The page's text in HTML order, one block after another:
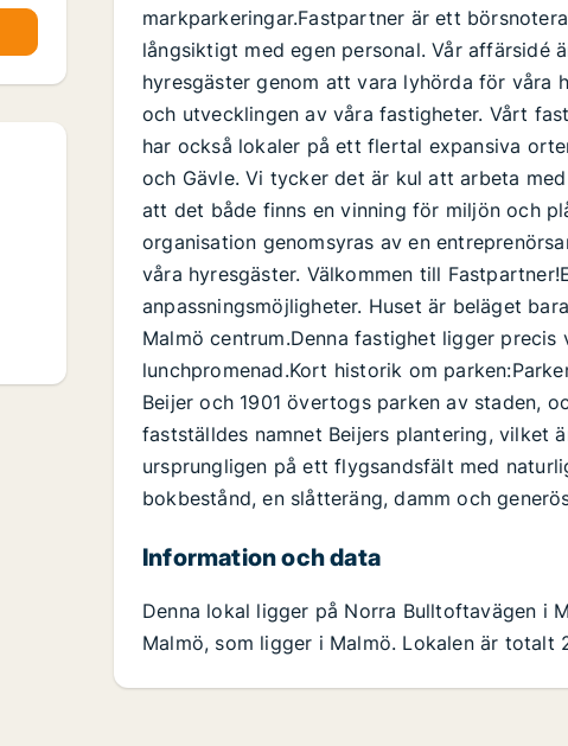
markparkeringar.Fastpartner är ett
långsiktigt med egen personal. Vår affärsidé
hyresgäster genom att vara lyhörda för våra
och utvecklingen av våra fastigheter. Vårt
har också lokaler på ett flertal expansiva
och Gävle. Vi tycker det är kul att arbeta
att det både finns en vinning för miljön och
organisation genomsyras av en
våra hyresgäster. Välkommen till
anpassningsmöjligheter. Huset är beläget
Malmö centrum.Denna fastighet ligger
lunchpromenad.Kort historik om
Beijer och 1901 övertogs parken av staden,
fastställdes namnet Beijers plantering, vilket
ursprungligen på ett flygsandsfält med
bokbestånd, en slåtteräng, damm och
Information och data
Denna lokal ligger på Norra Bulltoftavägen i
Malmö, som ligger i Malmö. Lokalen är totalt